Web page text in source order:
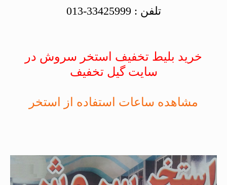
تلفن : 33425999-013
خرید بلیط تخفیف استخر سروش در
سایت گیل تخفیف
مشاهده ساعات استفاده از استخر